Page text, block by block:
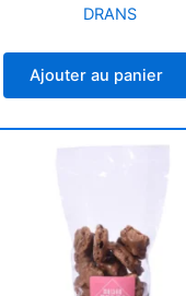
DRANS
Ajouter au panier